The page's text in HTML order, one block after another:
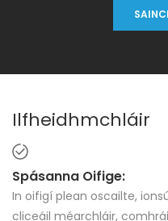
Ilfheidhmchláir
Spásanna Oifige:
In oifigí plean oscailte,
cliceáil méarchláir,